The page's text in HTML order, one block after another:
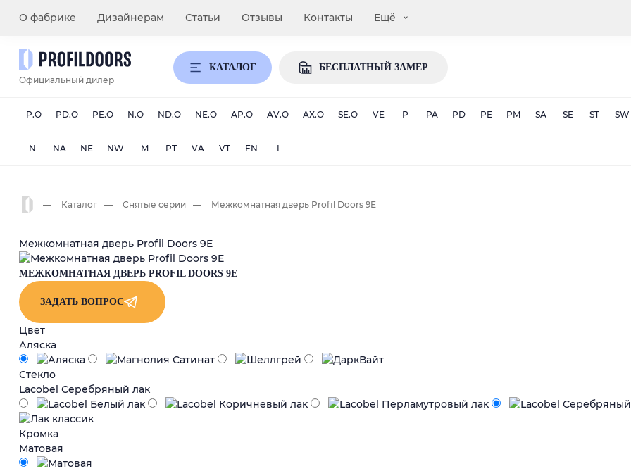
О фабрике Дизайнерам Статьи Отзывы Контакты Ещё
Profil
Doors
Официальный дилер
КАТАЛОГ БЕСПЛАТНЫЙ ЗАМЕР
P.O PD.O PE.O N.O ND.O NE.O AP.O AV.O AX.O SE.O VE P PA PD PE PM SA SE ST SW
N NA NE NW M PT VA VT FN I
Главная Каталог Снятые серии Межкомнатная дверь Profil Doors 9E
Межкомнатная дверь Profil Doors 9E
МЕЖКОМНАТНАЯ ДВЕРЬ PROFIL DOORS 9E
ЗАДАТЬ ВОПРОС
Артикул:
2000309
Производитель:
Profil
Doors
Цвет
Аляска
Стекло
Lacobel Серебряный лак
Кромка
Матовая